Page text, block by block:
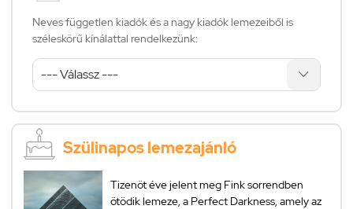
Neves független kiadók és a nagy kiadók lemezeiből is
széleskörű kínálattal rendelkezünk:
Szülinapos lemezajánló
Tizenöt éve jelent meg Fink sorrendben
ötödik lemeze, a Perfect Darkness, amely az